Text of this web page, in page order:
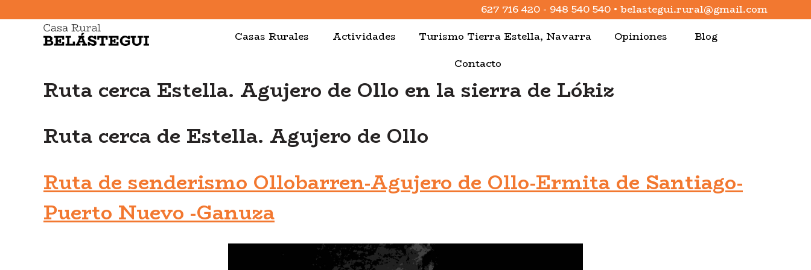
627 716 420 - 948 540 540 • belastegui.rural@gmail.com
Casas Rurales
Actividades Turismo Tierra Estella, Navarra Opiniones
Blog
Contacto
Ruta cerca Estella. Agujero de Ollo en la sierra de Lókiz
Ruta cerca de Estella. Agujero de Ollo
Ruta de senderismo Ollobarren-Agujero de Ollo-Ermita de Santiago-
Puerto Nuevo -Ganuza